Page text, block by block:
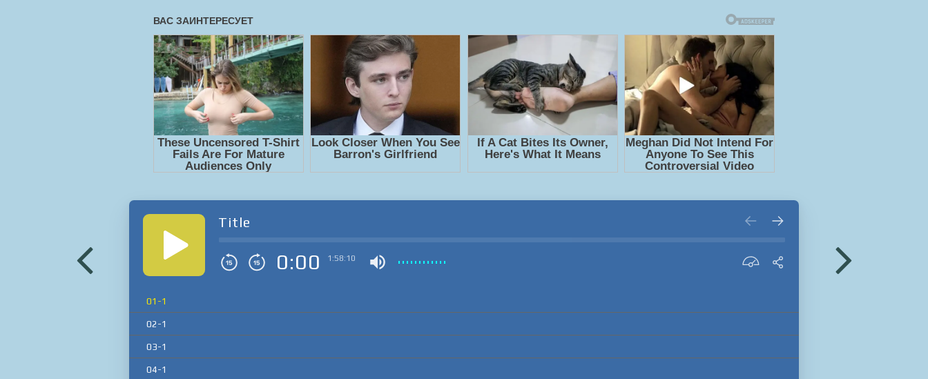
Title
0:00 1:58:10
01-1
02-1
03-1
04-1